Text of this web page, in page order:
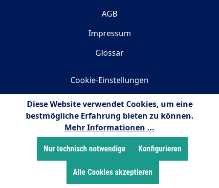
AGB
Impressum
Glossar
Cookie-Einstellungen
Newsletter
Abonnieren Sie den kostenlosen Newsletter und
verpassen Sie keine Neuigkeiten oder Aktionen mehr
von auwatec.de.
Jetzt anmelden
Diese Website verwendet Cookies, um eine
bestmögliche Erfahrung bieten zu können.
Mehr Informationen ...
Nur technisch notwendige Konfigurieren
Alle Cookies akzeptieren